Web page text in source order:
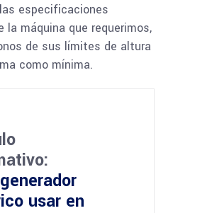
especificaciones
la máquina que requerimos,
de sus límites de altura
como mínima.
usar en